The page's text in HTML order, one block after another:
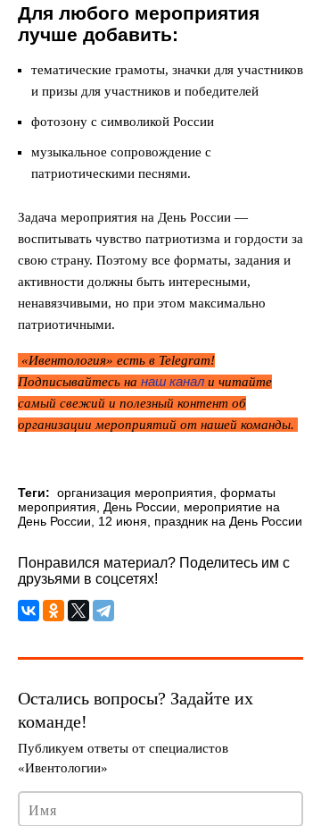
Для любого мероприятия
лучше добавить:
тематические грамоты, значки для участников
и призы для участников и победителей
фотозону с символикой России
музыкальное сопровождение с
патриотическими песнями.
Задача мероприятия на День России —
воспитывать чувство патриотизма и гордости за
свою страну. Поэтому все форматы, задания и
активности должны быть интересными,
ненавязчивыми, но при этом максимально
патриотичными.
«Ивентология» есть в Telegram!
Подписывайтесь на наш канал и читайте
самый свежий и полезный контент об
организации мероприятий от нашей команды.
Теги: организация мероприятия форматы
мероприятия
День России
мероприятие на
День России
12 июня праздник на День России
Понравился материал? Поделитесь им с
друзьями в соцсетях!